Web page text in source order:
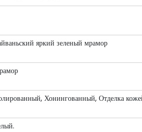
яркий зеленый мрамор
Хонингованный, Отделка